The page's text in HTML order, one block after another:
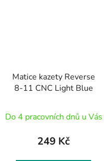
Matice kazety Reverse
8-11 CNC Light Blue
Do 4 pracovních dnů u Vás
249 Kč